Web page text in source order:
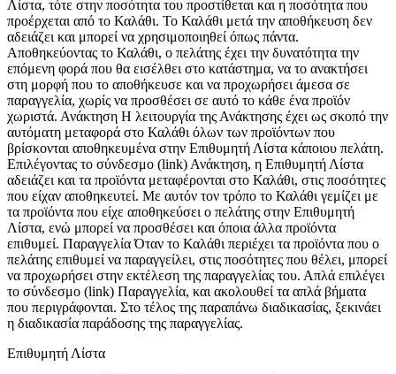
Λίστα, τότε στην ποσότητα του προστίθεται και η ποσότητα που
προέρχεται από το Καλάθι. Το Καλάθι μετά την αποθήκευση δεν
αδειάζει και μπορεί να χρησιμοποιηθεί όπως πάντα.
Αποθηκεύοντας το Καλάθι, ο πελάτης έχει την δυνατότητα την
επόμενη φορά που θα εισέλθει στο κατάστημα, να το ανακτήσει
στη μορφή που το αποθήκευσε και να προχωρήσει άμεσα σε
παραγγελία, χωρίς να προσθέσει σε αυτό το κάθε ένα προϊόν
χωριστά. Ανάκτηση Η λειτουργία της Ανάκτησης έχει ως σκοπό την
αυτόματη μεταφορά στο Καλάθι όλων των προϊόντων που
βρίσκονται αποθηκευμένα στην Επιθυμητή Λίστα κάποιου πελάτη.
Επιλέγοντας το σύνδεσμο (link) Ανάκτηση, η Επιθυμητή Λίστα
αδειάζει και τα προϊόντα μεταφέρονται στο Καλάθι, στις ποσότητες
που είχαν αποθηκευτεί. Με αυτόν τον τρόπο το Καλάθι γεμίζει με
τα προϊόντα που είχε αποθηκεύσει ο πελάτης στην Επιθυμητή
Λίστα, ενώ μπορεί να προσθέσει και όποια άλλα προϊόντα
επιθυμεί. Παραγγελία Όταν το Καλάθι περιέχει τα προϊόντα που ο
πελάτης επιθυμεί να παραγγείλει, στις ποσότητες που θέλει, μπορεί
να προχωρήσει στην εκτέλεση της παραγγελίας του. Απλά επιλέγει
το σύνδεσμο (link) Παραγγελία, και ακολουθεί τα απλά βήματα
που περιγράφονται. Στο τέλος της παραπάνω διαδικασίας, ξεκινάει
η διαδικασία παράδοσης της παραγγελίας.
Επιθυμητή Λίστα